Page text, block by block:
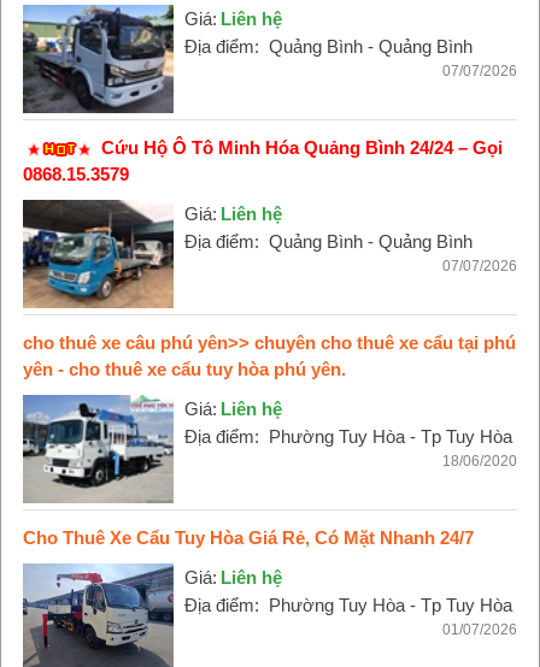
Giá: Liên hệ
Địa điểm: Quảng Bình - Quảng Bình
07/07/2026
Cứu Hộ Ô Tô Minh Hóa Quảng Bình 24/24 – Gọi
0868.15.3579
Giá: Liên hệ
Địa điểm: Quảng Bình - Quảng Bình
07/07/2026
cho thuê xe câu phú yên>> chuyên cho thuê xe cẩu tại phú
yên - cho thuê xe cẩu tuy hòa phú yên.
Giá: Liên hệ
Địa điểm: Phường Tuy Hòa - Tp Tuy Hòa
18/06/2020
Cho Thuê Xe Cẩu Tuy Hòa Giá Rẻ, Có Mặt Nhanh 24/7
Giá: Liên hệ
Địa điểm: Phường Tuy Hòa - Tp Tuy Hòa
01/07/2026